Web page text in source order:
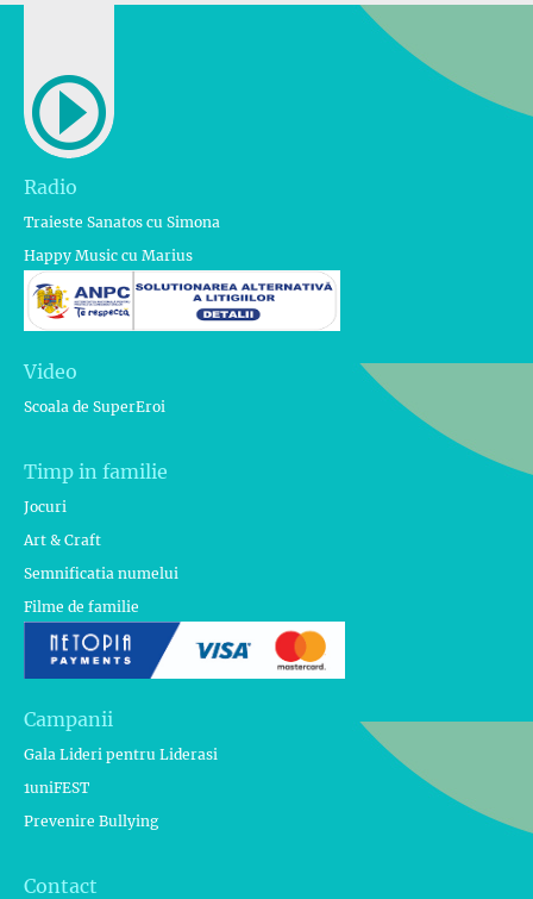
Radio
Traieste Sanatos cu Simona
Happy Music cu Marius
Video
Scoala de SuperEroi
Timp in familie
Jocuri
Art & Craft
Semnificatia numelui
Filme de familie
Campanii
Gala Lideri pentru Liderasi
1uniFEST
Prevenire Bullying
Contact